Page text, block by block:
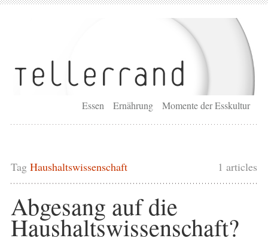
Essen Ernährung Momente der Esskultur
1 articles
Tag Haushaltswissenschaft
Abgesang auf die
Haushaltswissenschaft?